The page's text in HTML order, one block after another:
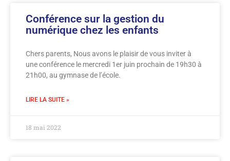
Conférence sur la gestion du
numérique chez les enfants
Chers parents, Nous avons le plaisir de vous inviter à
une conférence le mercredi 1er juin prochain de 19h30 à
21h00, au gymnase de l’école.
LIRE LA SUITE »
18 mai 2022